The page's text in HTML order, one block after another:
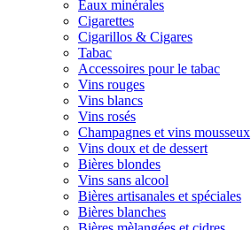
Eaux minérales
Cigarettes
Cigarillos & Cigares
Tabac
Accessoires pour le tabac
Vins rouges
Vins blancs
Vins rosés
Champagnes et vins mousseux
Vins doux et de dessert
Bières blondes
Vins sans alcool
Bières artisanales et spéciales
Bières blanches